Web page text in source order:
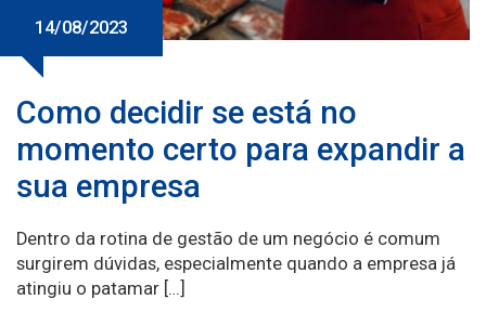
14/08/2023
Como decidir se está no
momento certo para expandir a
sua empresa
Dentro da rotina de gestão de um negócio é comum
surgirem dúvidas, especialmente quando a empresa já
atingiu o patamar […]